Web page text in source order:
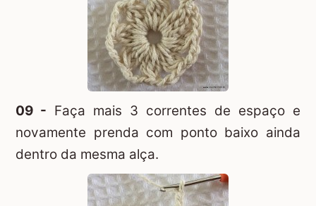
09 - Faça mais 3 correntes de espaço e
novamente prenda com ponto baixo ainda
dentro da mesma alça.